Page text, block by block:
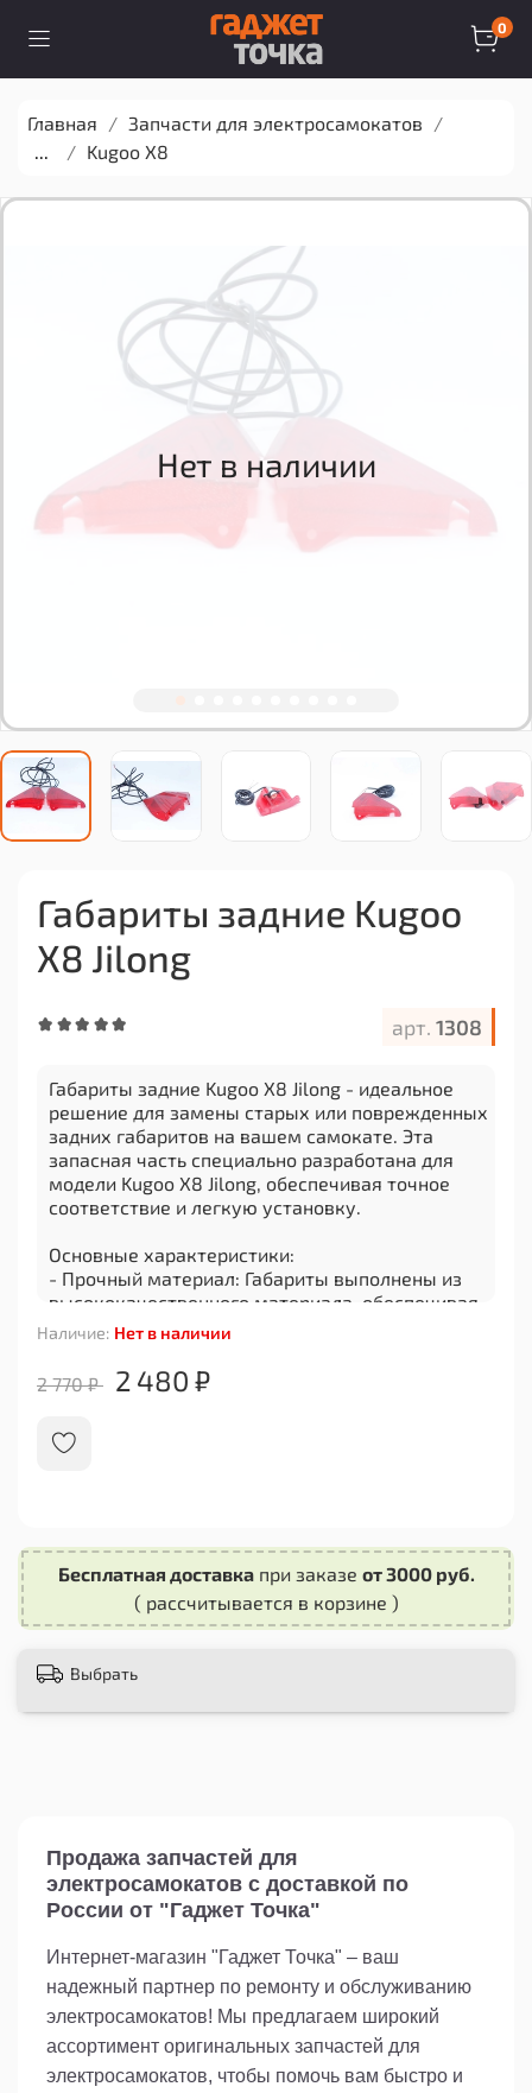
0
Главная
Запчасти для электросамокатов
...
Kugoo X8
арт. 1308
Наличие: Нет в наличии
Габариты задние Kugoo
X8 Jilong
2 770 ₽ 2 480 ₽
Габариты задние Kugoo X8 Jilong - идеальное
решение для замены старых или поврежденных
задних габаритов на вашем самокате. Эта
запасная часть специально разработана для
модели Kugoo X8 Jilong, обеспечивая точное
соответствие и легкую установку.
Основные характеристики:
- Прочный материал: Габариты выполнены из
высококачественного материала, обеспечивая
долговечность и надежность в использовании.
соответствуют оригинальным размерам, что
позволяет без проблем установить их на ваш
- Улучшенная видимость: С ярким
Необходимые инструменты для установки:
- Отвертка
- Ключ
Замена задних габаритов на самокате - это
во время использования.
Габариты задние Kugoo X8 Jilong - это
незаменимая запасная часть для вашего
вид и повысьте безопасность во время езды с
этими яркими и надежными задними
габаритами. Закажите сейчас и наслаждайтесь
комфортной и безопасной поездкой!
Бесплатная доставкапри заказе от 3000 руб.
( рассчитывается в корзине )
Выбрать
Продажа запчастей для
электросамокатов с доставкой по
России от "Гаджет Точка"
Интернет-магазин "Гаджет Точка" – ваш
надежный партнер по ремонту и обслуживанию
электросамокатов! Мы предлагаем широкий
ассортимент оригинальных запчастей для
электросамокатов, чтобы помочь вам быстро и